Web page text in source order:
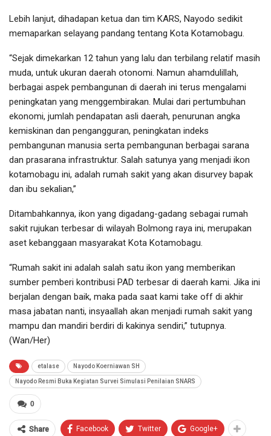
Lebih lanjut, dihadapan ketua dan tim KARS, Nayodo sedikit
memaparkan selayang pandang tentang Kota Kotamobagu.
“Sejak dimekarkan 12 tahun yang lalu dan terbilang relatif masih
muda, untuk ukuran daerah otonomi. Namun ahamdulillah,
berbagai aspek pembangunan di daerah ini terus mengalami
peningkatan yang menggembirakan. Mulai dari pertumbuhan
ekonomi, jumlah pendapatan asli daerah, penurunan angka
kemiskinan dan pengangguran, peningkatan indeks
pembangunan manusia serta pembangunan berbagai sarana
dan prasarana infrastruktur. Salah satunya yang menjadi ikon
kotamobagu ini, adalah rumah sakit yang akan disurvey bapak
dan ibu sekalian,”
Ditambahkannya, ikon yang digadang-gadang sebagai rumah
sakit rujukan terbesar di wilayah Bolmong raya ini, merupakan
aset kebanggaan masyarakat Kota Kotamobagu.
“Rumah sakit ini adalah salah satu ikon yang memberikan
sumber pemberi kontribusi PAD terbesar di daerah kami. Jika ini
berjalan dengan baik, maka pada saat kami take off di akhir
masa jabatan nanti, insyaallah akan menjadi rumah sakit yang
mampu dan mandiri berdiri di kakinya sendiri,” tutupnya.
(Wan/Her)
etalase Nayodo Koerniawan SH
Nayodo Resmi Buka Kegiatan Survei Simulasi Penilaian SNARS
0
Share Facebook Twitter Google+